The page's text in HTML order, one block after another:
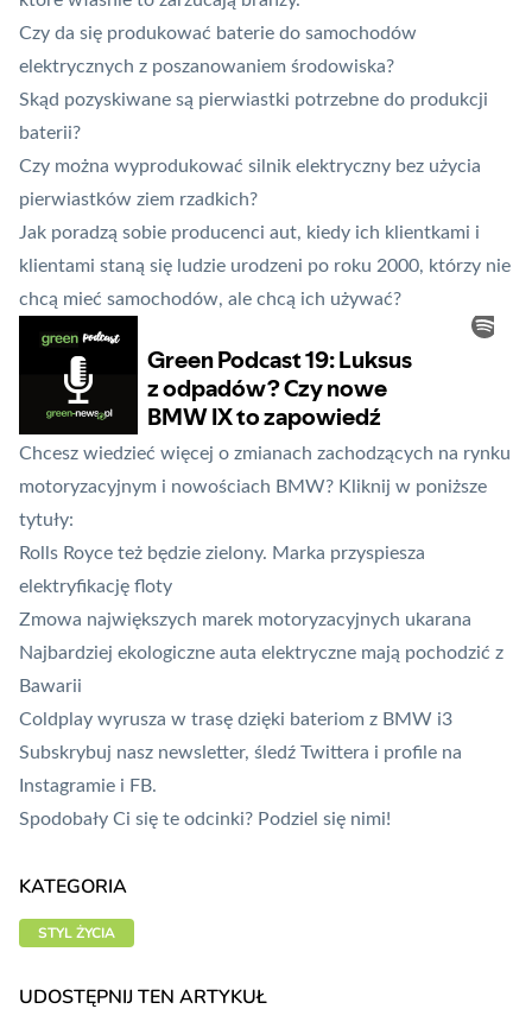
Czy da się produkować baterie do samochodów
elektrycznych z poszanowaniem środowiska?
Skąd pozyskiwane są pierwiastki potrzebne do produkcji
baterii?
Czy można wyprodukować silnik elektryczny bez użycia
pierwiastków ziem rzadkich?
Jak poradzą sobie producenci aut, kiedy ich klientkami i
klientami staną się ludzie urodzeni po roku 2000, którzy nie
chcą mieć samochodów, ale chcą ich używać?
Chcesz wiedzieć więcej o zmianach zachodzących na rynku
motoryzacyjnym i nowościach BMW? Kliknij w poniższe
tytuły:
Rolls Royce też będzie zielony. Marka przyspiesza
elektryfikację floty
Zmowa największych marek motoryzacyjnych ukarana
Najbardziej ekologiczne auta elektryczne mają pochodzić z
Bawarii
Coldplay wyrusza w trasę dzięki bateriom z BMW i3
Subskrybuj nasz newsletter, śledź Twittera i profile na
Instagramie i FB.
Spodobały Ci się te odcinki? Podziel się nimi!
KATEGORIA
STYL ŻYCIA
UDOSTĘPNIJ TEN ARTYKUŁ